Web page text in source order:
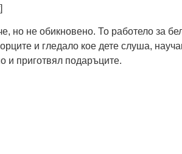
не обикновено. То работело за
и гледало кое дете слуша,
и приготвял подаръците.